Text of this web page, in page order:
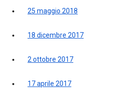
25 maggio 2018
18 dicembre 2017
2 ottobre 2017
17 aprile 2017